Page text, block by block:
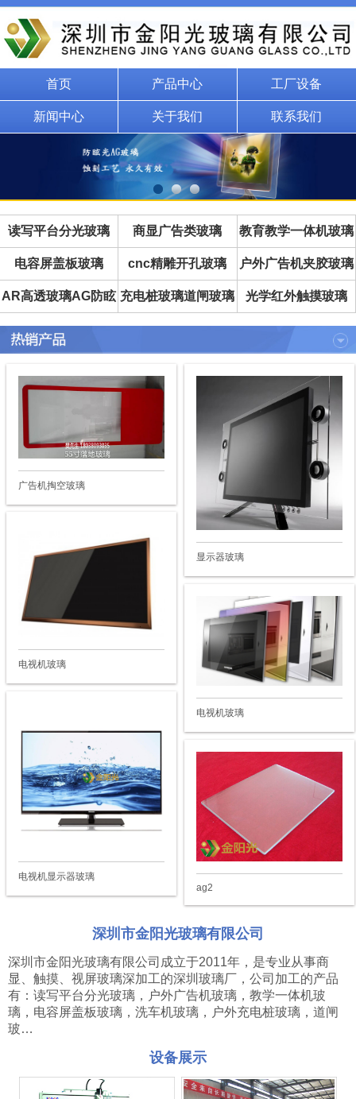
首页 产品中心 工厂设备
新闻中心 关于我们 联系我们
读写平台分光玻璃 商显广告类玻璃 教育教学一体机玻璃
电容屏盖板玻璃 cnc精雕开孔玻璃 户外广告机夹胶玻璃
AR高透玻璃AG防眩
玻璃
充电桩玻璃道闸玻璃 光学红外触摸玻璃
广告机掏空玻璃
显示器玻璃
电视机玻璃
电视机玻璃
电视机显示器玻璃
ag2
深圳市金阳光玻璃有限公司
深圳市金阳光玻璃有限公司成立于2011年，是专业从事商
显、触摸、视屏玻璃深加工的深圳玻璃厂，公司加工的产品
有：读写平台分光玻璃，户外广告机玻璃，教学一体机玻
璃，电容屏盖板玻璃，洗车机玻璃，户外充电桩玻璃，道闸
玻…
设备展示